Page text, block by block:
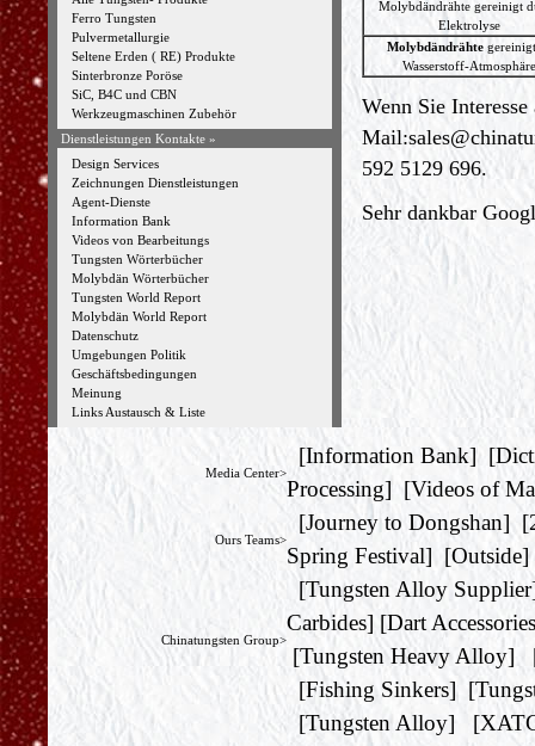
Ferro Tungsten
Pulvermetallurgie
Seltene Erden ( RE) Produkte
Sinterbronze Poröse
SiC, B4C und CBN
Werkzeugmaschinen Zubehör
Dienstleistungen Kontakte »
Design Services
Zeichnungen Dienstleistungen
Agent-Dienste
Information Bank
Videos von Bearbeitungs
Tungsten Wörterbücher
Molybdän Wörterbücher
Tungsten World Report
Molybdän World Report
Datenschutz
Umgebungen Politik
Geschäftsbedingungen
Meinung
Links Austausch & Liste
Molybdändrähte gereinigt
Elektrolyse
Molybdändrähte
Wasserstoff-Atmosphäre
Wenn Sie
Mail:
592 5129 696.
Sehr dankbar
Media Center>
[Information Bank] [
Processing] [Videos of
Ours Teams>
[Journey to Dongshan] [
Spring Festival] [Outside]
Chinatungsten Group>
[Tungsten Alloy Supplier
Carbides] [Dart
[Tungsten Heavy Alloy]
[Fishing Sinkers] [
[Tungsten Alloy] [